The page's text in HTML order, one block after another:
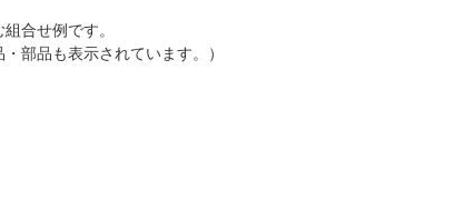
合せ例です。
・部品も表示されています。）